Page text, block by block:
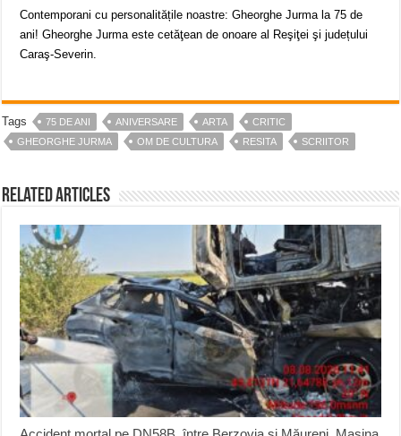
Contemporani cu personalitățile noastre: Gheorghe Jurma la 75 de
ani! Gheorghe Jurma este cetăţean de onoare al Reşiţei şi județului
Caraş-Severin.
Tags 75 DE ANI ANIVERSARE ARTA
CRITIC
GHEORGHE JURMA
OM DE CULTURA RESITA SCRIITOR
Related Articles